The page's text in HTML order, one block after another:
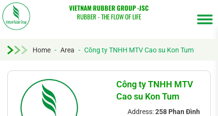
VIETNAM RUBBER GROUP -JSC
RUBBER - THE FLOW OF LIFE
Home - Area - Công ty TNHH MTV Cao su Kon Tum
Công ty TNHH MTV
Cao su Kon Tum
Address:258 Phan Đình
kiếm...